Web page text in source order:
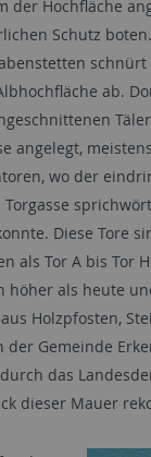
der Hochfläche
Schutz
ab.
angelegt,
wo der
Diese Tore
als Tor A bis Tor
höher als heute
Holzpfosten,
der Gemeinde
das
dieser Mauer